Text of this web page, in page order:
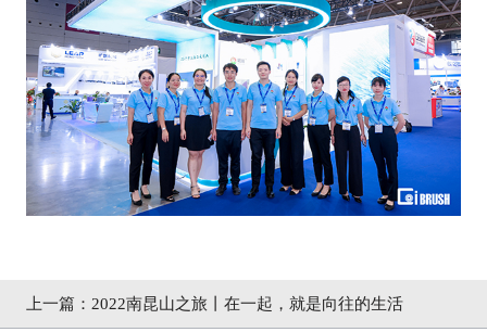
上一篇： 2022南昆山之旅丨在一起，就是向往的生活